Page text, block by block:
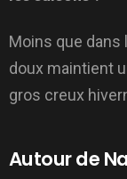
Moins que dans
doux maintient
gros creux
Autour de